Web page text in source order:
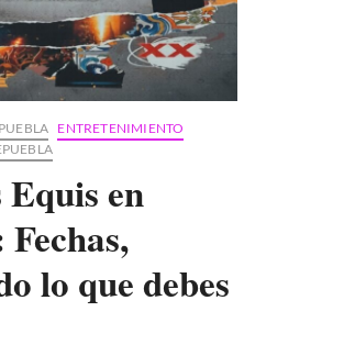
ENTRETENIMIENTO
Equis en
lo que debes